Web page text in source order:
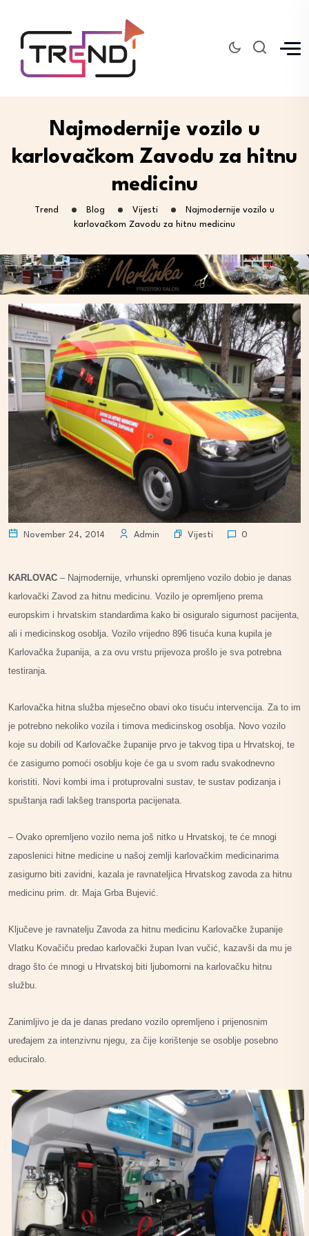
Najmodernije vozilo u
karlovačkom Zavodu za hitnu
medicinu
Trend Blog Vijesti
Najmodernije vozilo u
karlovačkom Zavodu za hitnu medicinu
November 24, 2014 Admin Vijesti 0
KARLOVAC – Najmodernije, vrhunski opremljeno vozilo dobio je danas
karlovački Zavod za hitnu medicinu. Vozilo je opremljeno prema
europskim i hrvatskim standardima kako bi osiguralo sigurnost pacijenta,
ali i medicinskog osoblja. Vozilo vrijedno 896 tisuća kuna kupila je
Karlovačka županija, a za ovu vrstu prijevoza prošlo je sva potrebna
testiranja.
Karlovačka hitna služba mjesečno obavi oko tisuću intervencija. Za to im
je potrebno nekoliko vozila i timova medicinskog osoblja. Novo vozilo
koje su dobili od Karlovačke županije prvo je takvog tipa u Hrvatskoj, te
će zasigurno pomoći osoblju koje će ga u svom radu svakodnevno
koristiti. Novi kombi ima i protuprovalni sustav, te sustav podizanja i
spuštanja radi lakšeg transporta pacijenata.
– Ovako opremljeno vozilo nema još nitko u Hrvatskoj, te će mnogi
zaposlenici hitne medicine u našoj zemlji karlovačkim medicinarima
zasigurno biti zavidni, kazala je ravnateljica Hrvatskog zavoda za hitnu
medicinu prim. dr. Maja Grba Bujević.
Ključeve je ravnatelju Zavoda za hitnu medicinu Karlovačke županije
Vlatku Kovačiču predao karlovački župan Ivan vučić, kazavši da mu je
drago što će mnogi u Hrvatskoj biti ljubomorni na karlovačku hitnu
službu.
Zanimljivo je da je danas predano vozilo opremljeno i prijenosnim
uređajem za intenzivnu njegu, za čije korištenje se osoblje posebno
educiralo.